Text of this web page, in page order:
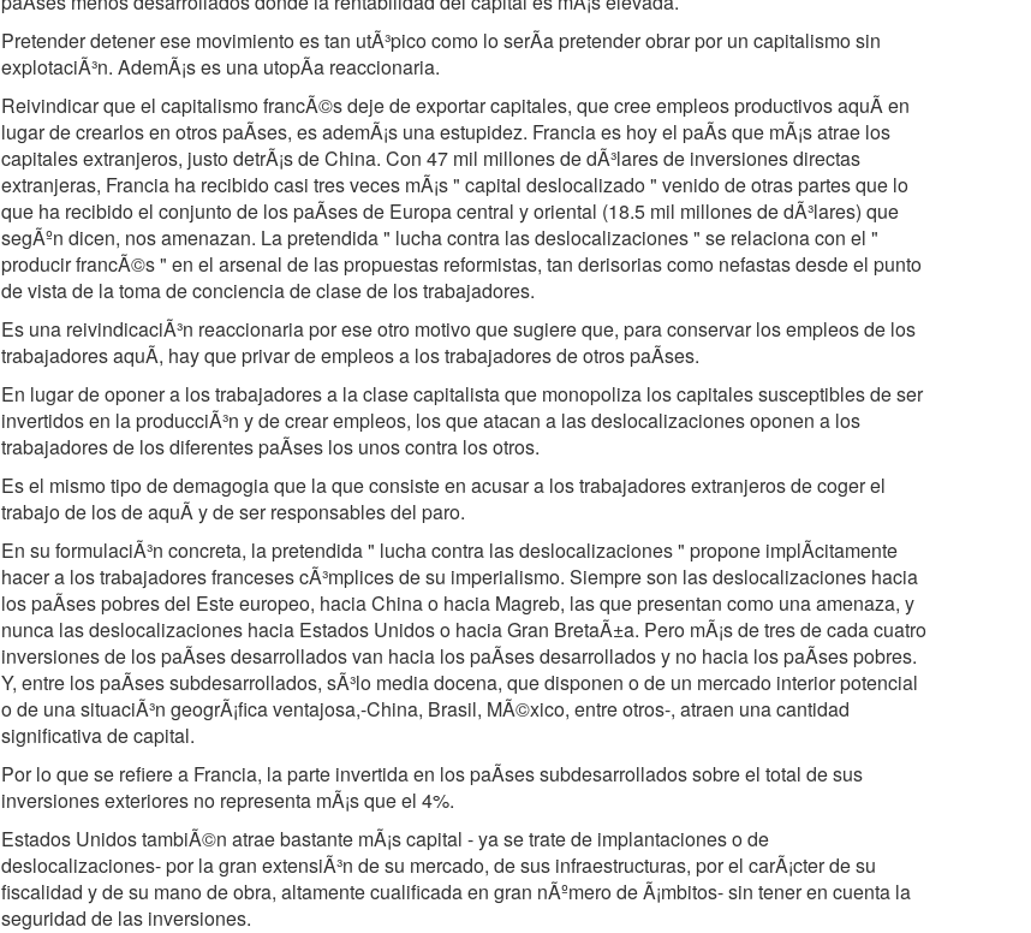
Pretender detener ese movimiento es tan utÃ³pico como lo serÃa pretender obrar por un capitalismo sin
explotaciÃ³n. AdemÃ¡s es una utopÃa reaccionaria.
Reivindicar que el capitalismo francÃ©s deje de exportar capitales, que cree empleos productivos aquÃ en
lugar de crearlos en otros paÃses, es ademÃ¡s una estupidez. Francia es hoy el paÃs que mÃ¡s atrae los
capitales extranjeros, justo detrÃ¡s de China. Con 47 mil millones de dÃ³lares de inversiones directas
extranjeras, Francia ha recibido casi tres veces mÃ¡s " capital deslocalizado " venido de otras partes que lo
que ha recibido el conjunto de los paÃses de Europa central y oriental (18.5 mil millones de dÃ³lares) que
segÃºn dicen, nos amenazan. La pretendida " lucha contra las deslocalizaciones " se relaciona con el "
producir francÃ©s " en el arsenal de las propuestas reformistas, tan derisorias como nefastas desde el punto
de vista de la toma de conciencia de clase de los trabajadores.
Es una reivindicaciÃ³n reaccionaria por ese otro motivo que sugiere que, para conservar los empleos de los
trabajadores aquÃ, hay que privar de empleos a los trabajadores de otros paÃses.
En lugar de oponer a los trabajadores a la clase capitalista que monopoliza los capitales susceptibles de ser
invertidos en la producciÃ³n y de crear empleos, los que atacan a las deslocalizaciones oponen a los
trabajadores de los diferentes paÃses los unos contra los otros.
Es el mismo tipo de demagogia que la que consiste en acusar a los trabajadores extranjeros de coger el
trabajo de los de aquÃ y de ser responsables del paro.
En su formulaciÃ³n concreta, la pretendida " lucha contra las deslocalizaciones " propone implÃcitamente
hacer a los trabajadores franceses cÃ³mplices de su imperialismo. Siempre son las deslocalizaciones hacia
los paÃses pobres del Este europeo, hacia China o hacia Magreb, las que presentan como una amenaza, y
nunca las deslocalizaciones hacia Estados Unidos o hacia Gran BretaÃ±a. Pero mÃ¡s de tres de cada cuatro
inversiones de los paÃses desarrollados van hacia los paÃses desarrollados y no hacia los paÃses pobres.
Y, entre los paÃses subdesarrollados, sÃ³lo media docena, que disponen o de un mercado interior potencial
o de una situaciÃ³n geogrÃ¡fica ventajosa,-China, Brasil, MÃ©xico, entre otros-, atraen una cantidad
significativa de capital.
Por lo que se refiere a Francia, la parte invertida en los paÃses subdesarrollados sobre el total de sus
inversiones exteriores no representa mÃ¡s que el 4%.
Estados Unidos tambiÃ©n atrae bastante mÃ¡s capital - ya se trate de implantaciones o de
deslocalizaciones- por la gran extensiÃ³n de su mercado, de sus infraestructuras, por el carÃ¡cter de su
fiscalidad y de su mano de obra, altamente cualificada en gran nÃºmero de Ã¡mbitos- sin tener en cuenta la
seguridad de las inversiones.